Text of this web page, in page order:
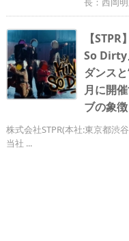
【
So Dirty
ダンス
月に開
ブの象
株式会社STPR(本社:東京都渋
当社 ...